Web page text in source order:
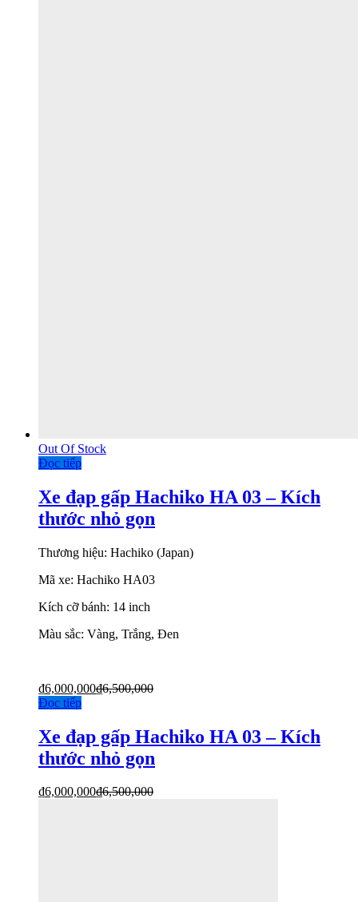
Out Of Stock
Đọc tiếp
Xe đạp gấp Hachiko HA 03 – Kích
thước nhỏ gọn
Thương hiệu: Hachiko (Japan)
Mã xe: Hachiko HA03
Kích cỡ bánh: 14 inch
Màu sắc: Vàng, Trắng, Đen
₫6,000,000₫6,500,000
Đọc tiếp
Xe đạp gấp Hachiko HA 03 – Kích
thước nhỏ gọn
₫6,000,000₫6,500,000